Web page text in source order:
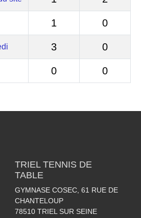
1 0
3 0
0 0
TRIEL TENNIS DE
TABLE
GYMNASE COSEC, 61 RUE DE
CHANTELOUP
78510 TRIEL SUR SEINE